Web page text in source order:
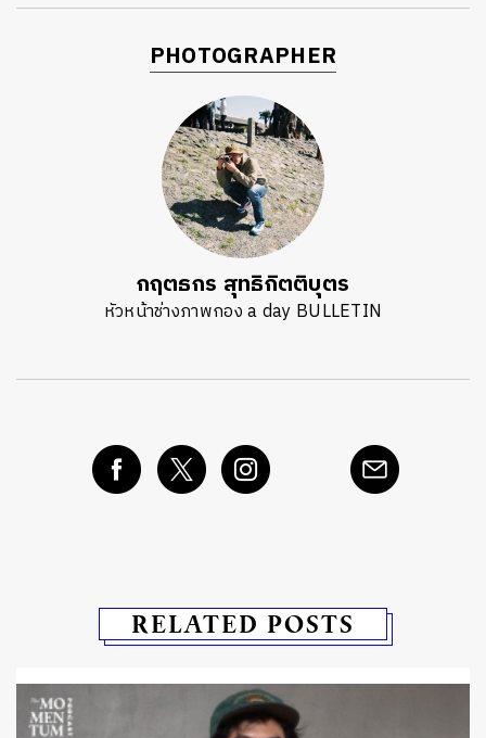
PHOTOGRAPHER
กฤตธกร สุทธิกิตติบุตร
หัวหน้าช่างภาพกอง a day BULLETIN
RELATED POSTS